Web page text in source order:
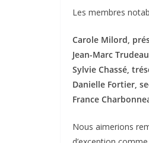
Les membres
Carole Milord,
Jean-Marc
Sylvie Chassé,
Danielle Fortier,
France
Nous aimerions